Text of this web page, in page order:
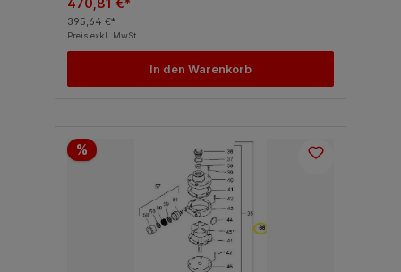
470,81 €*
395,64 €*
Preis exkl. MwSt.
In den Warenkorb
%